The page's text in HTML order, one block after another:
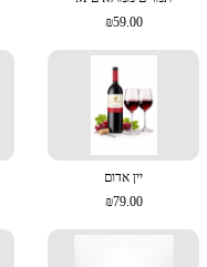
₪59.00
יין אדום
₪79.00